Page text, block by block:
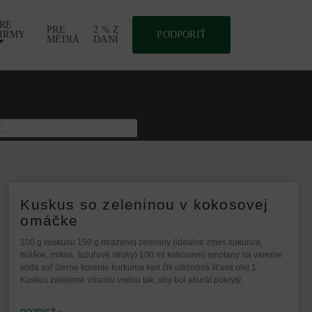
PRE
MÉDIÁ
2 % Z
DANÍ
PODPORIŤ
Kuskus so zeleninou v kokosovej
omáčke
100 g kuskusu 150 g mrazenej zeleniny (ideálne zmes kukurica,
hrášok, mrkva, fazuľové struky) 100 ml kokosovej smotany na varenie
voda soľ čierne korenie kurkuma kari čili citrónová šťava olej 1.
Kuskus zalejeme vriacou vodou tak, aby bol akurát pokrytý,